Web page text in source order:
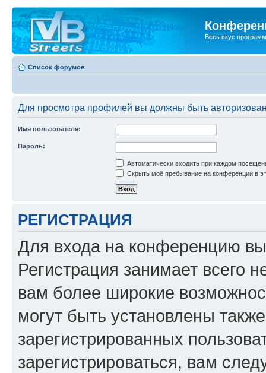
Весь вкус
Список форумов
Для просмотра профилей вы должны быть
Имя пользователя:
Пароль:
Автоматически входить при каждом
Скрыть моё пребывание на конференции в
РЕГИСТРАЦИЯ
Для входа на конференцию
Регистрация занимает всего
вам более широкие
могут быть установлены
зарегистрированных
зарегистрироваться, вам